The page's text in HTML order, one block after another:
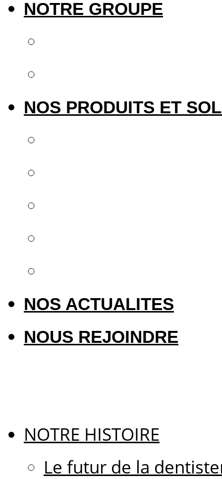
NOTRE GROUPE
NOS PRODUITS ET
NOS ACTUALITES
NOUS REJOINDRE
NOTRE HISTOIRE
Le futur de la